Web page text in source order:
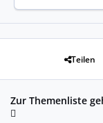
Teilen
Zur Themenliste